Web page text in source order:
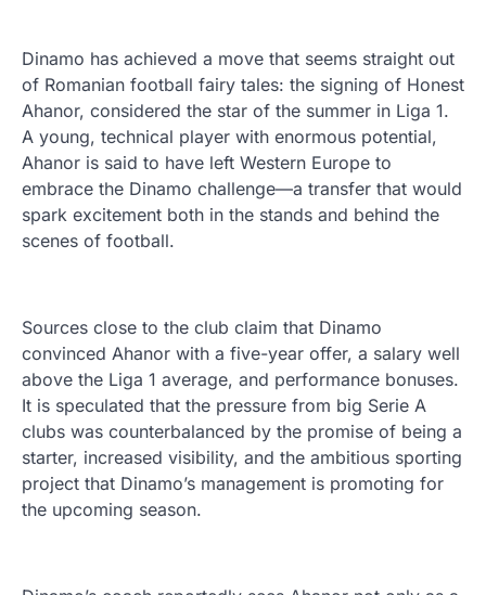
Dinamo has achieved a move that seems straight out
of Romanian football fairy tales: the signing of Honest
Ahanor, considered the star of the summer in Liga 1.
A young, technical player with enormous potential,
Ahanor is said to have left Western Europe to
embrace the Dinamo challenge—a transfer that would
spark excitement both in the stands and behind the
scenes of football.
Sources close to the club claim that Dinamo
convinced Ahanor with a five-year offer, a salary well
above the Liga 1 average, and performance bonuses.
It is speculated that the pressure from big Serie A
clubs was counterbalanced by the promise of being a
starter, increased visibility, and the ambitious sporting
project that Dinamo’s management is promoting for
the upcoming season.